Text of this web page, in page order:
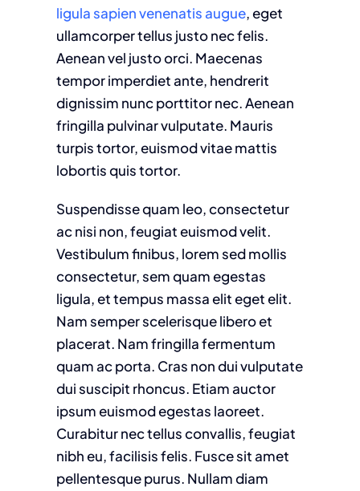
ligula sapien venenatis augue, eget
ullamcorper tellus justo nec felis.
Aenean vel justo orci. Maecenas
tempor imperdiet ante, hendrerit
dignissim nunc porttitor nec. Aenean
fringilla pulvinar vulputate. Mauris
turpis tortor, euismod vitae mattis
lobortis quis tortor.
Suspendisse quam leo, consectetur
ac nisi non, feugiat euismod velit.
Vestibulum finibus, lorem sed mollis
consectetur, sem quam egestas
ligula, et tempus massa elit eget elit.
Nam semper scelerisque libero et
placerat. Nam fringilla fermentum
quam ac porta. Cras non dui vulputate
dui suscipit rhoncus. Etiam auctor
ipsum euismod egestas laoreet.
Curabitur nec tellus convallis, feugiat
nibh eu, facilisis felis. Fusce sit amet
pellentesque purus. Nullam diam